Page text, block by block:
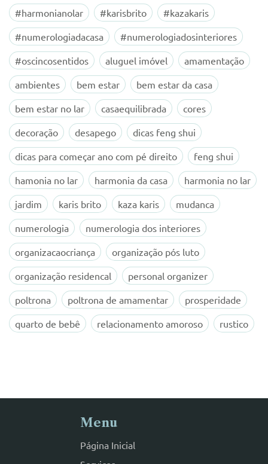
#harmonianolar
#karisbrito
#kazakaris
#numerologiadacasa
#numerologiadosinteriores
#oscincosentidos
aluguel imóvel
amamentação
ambientes
bem estar
bem estar da casa
bem estar no lar
casaequilibrada
cores
decoração
desapego
dicas feng shui
dicas para começar ano com pé direito
feng shui
hamonia no lar
harmonia da casa
harmonia no lar
jardim
karis brito kaza karis
mudanca
numerologia
numerologia dos interiores
organizacaocriança
organização pós luto
organização residencal
personal organizer
poltrona
poltrona de amamentar
prosperidade
quarto de bebê
relacionamento amoroso rustico
Menu
Página Inicial